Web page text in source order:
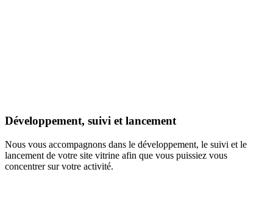
Développement, suivi et lancement
Nous vous accompagnons dans le développement, le suivi et le
lancement de votre site vitrine afin que vous puissiez vous
concentrer sur votre activité.